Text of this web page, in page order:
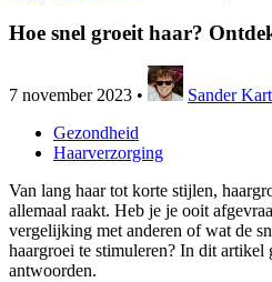
Hoe snel groeit haar?
7 november 2023 • Sander
Gezondheid
Haarverzorging
Van lang haar tot korte stijlen,
allemaal raakt. Heb je je ooit
vergelijking met anderen of wat de
haargroei te stimuleren? In dit artikel
antwoorden.